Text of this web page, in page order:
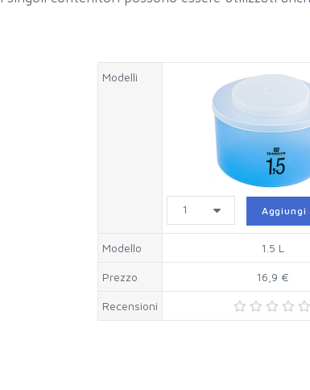
Modelli
Modello
Prezzo
Recensioni
1.5 L
16,9 €